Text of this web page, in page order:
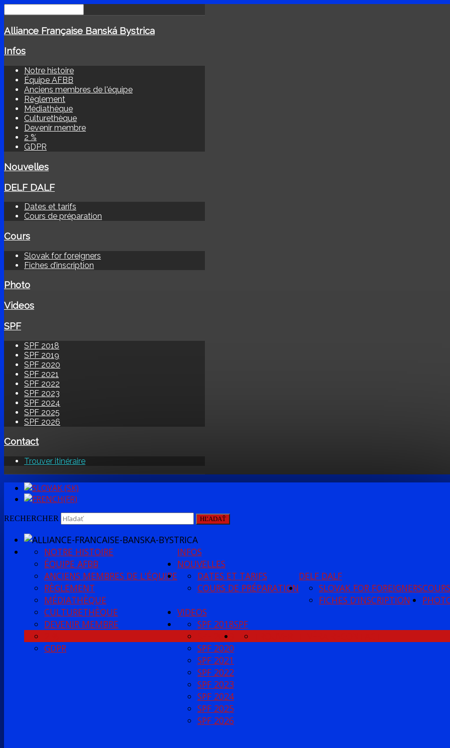
Alliance Française Banská Bystrica
Infos
Notre histoire
Équipe AFBB
Anciens membres de l'équipe
Règlement
Médiathèque
Culturethèque
Devenir membre
2 %
GDPR
Nouvelles
DELF DALF
Dates et tarifs
Cours de préparation
Cours
Slovak for foreigners
Fiches d’inscription
Photo
Videos
SPF
SPF 2018
SPF 2019
SPF 2020
SPF 2021
SPF 2022
SPF 2023
SPF 2024
SPF 2025
SPF 2026
Contact
Trouver itinéraire
RECHERCHER HĽADAŤ
INFOS
NOTRE HISTOIRE
ÉQUIPE AFBB
ANCIENS MEMBRES DE L'ÉQUIPE
RÈGLEMENT
MÉDIATHÈQUE
CULTURETHÈQUE
DEVENIR MEMBRE
GDPR
NOUVELLES
DELF DALF
DATES ET TARIFS
COURS DE PRÉPARATION
COURS
SLOVAK FOR FOREIGNERS
FICHES D’INSCRIPTION
VIDEOS
SPF
SPF 2018
SPF 2019
SPF 2020
SPF 2021
SPF 2022
SPF 2023
SPF 2024
SPF 2025
SPF 2026